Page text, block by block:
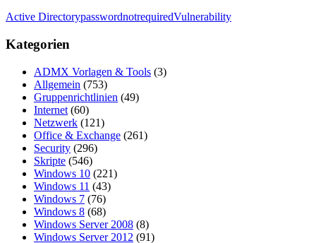
Active DirectorypasswordnotrequiredVulnerability
Kategorien
ADMX Vorlagen & Tools (3)
Allgemein (753)
Gruppenrichtlinien (49)
Internet (60)
Netzwerk (121)
Office & Exchange (261)
Security (296)
Skripte (546)
Windows 10 (221)
Windows 11 (43)
Windows 7 (76)
Windows 8 (68)
Windows Server 2008 (8)
Windows Server 2012 (91)